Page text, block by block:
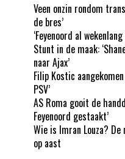
Veen onzin rondom
de bres’
‘Feyenoord al
Stunt in de maak:
naar Ajax’
Filip Kostic
PSV’
AS Roma gooit de
Feyenoord gestaakt’
Wie is Imran Louza?
op aast